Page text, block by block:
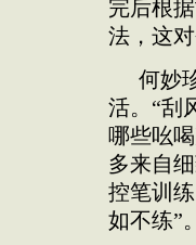
完后根
法，这
何妙
活。“刮
哪些吆
多来自
控笔训
如不练”